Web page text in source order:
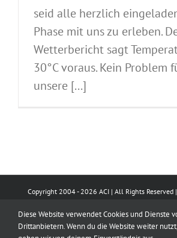
seid alle herzlich
Phase mit uns zu erleben.
Wetterbericht sagt
30°C voraus. Kein Problem
unsere [...]
Copyright 2004 - 2026 ACI | All Rights Reserved
E-
FacebookInstagram
X Pinterest
Diese Website verwendet Cookies und Dienste
Drittanbietern. Wenn du die Website weiter nutzt,